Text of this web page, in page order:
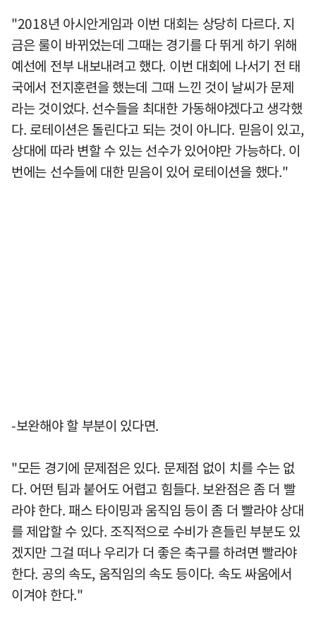
"2018년 아시안게임과 이번 대회는 상당히 다르다. 지
금은 룰이 바뀌었는데 그때는 경기를 다 뛰게 하기 위해
예선에 전부 내보내려고 했다. 이번 대회에 나서기 전 태
국에서 전지훈련을 했는데 그때 느낀 것이 날씨가 문제
라는 것이었다. 선수들을 최대한 가동해야겠다고 생각했
다. 로테이션은 돌린다고 되는 것이 아니다. 믿음이 있고,
상대에 따라 변할 수 있는 선수가 있어야만 가능하다. 이
번에는 선수들에 대한 믿음이 있어 로테이션을 했다."
-보완해야 할 부분이 있다면.
"모든 경기에 문제점은 있다. 문제점 없이 치를 수는 없
다. 어떤 팀과 붙어도 어렵고 힘들다. 보완점은 좀 더 빨
라야 한다. 패스 타이밍과 움직임 등이 좀 더 빨라야 상대
를 제압할 수 있다. 조직적으로 수비가 흔들린 부분도 있
겠지만 그걸 떠나 우리가 더 좋은 축구를 하려면 빨라야
한다. 공의 속도, 움직임의 속도 등이다. 속도 싸움에서
이겨야 한다."